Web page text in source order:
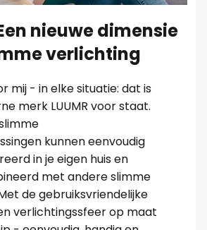
nieuwe dimensie
verlichting
mij - in elke situatie: dat is
merk LUUMR voor staat.
kunnen eenvoudig
in je eigen huis en
met andere slimme
de gebruiksvriendelijke
verlichtingssfeer op maat